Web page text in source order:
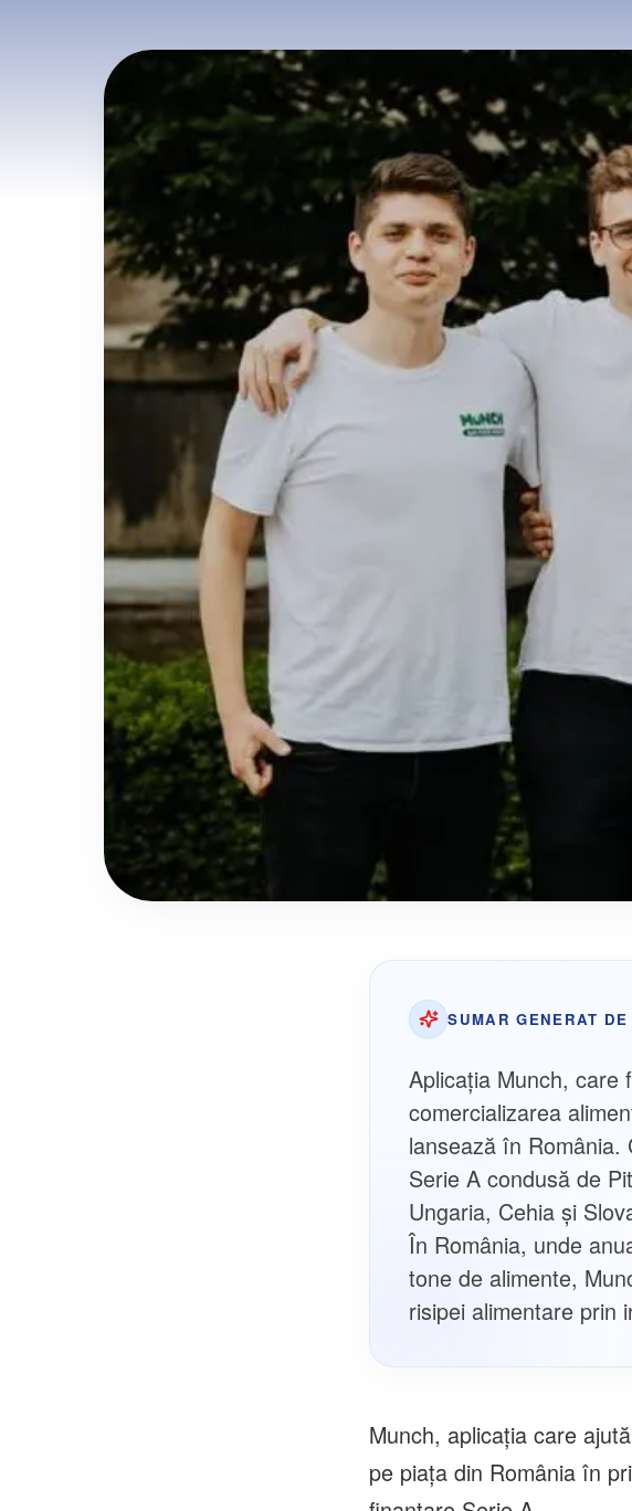
SUMAR GENERAT
Aplicația Munch, care
comercializarea
lansează în
Serie A condusă de
Ungaria, Cehia și
În România, unde
tone de alimente,
risipei alimentare prin
Munch, aplicația care
pe piața din România în